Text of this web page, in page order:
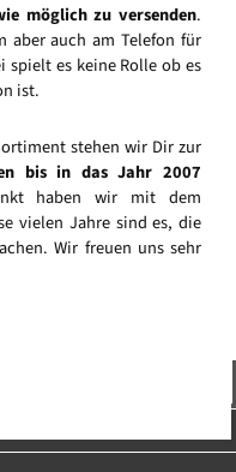
möglich zu versenden.
aber auch am Telefon für
spielt es keine Rolle ob es
ist.
stehen wir Dir zur
bis in das Jahr 2007
haben wir mit dem
vielen Jahre sind es, die
Wir freuen uns sehr